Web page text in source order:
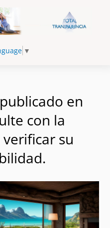
▼
en
con la
su